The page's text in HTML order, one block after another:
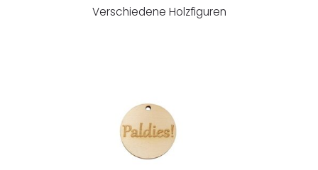
Verschiedene Holzfiguren